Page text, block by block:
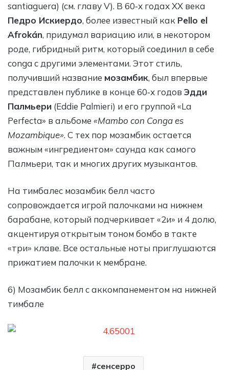
santiaguera) (см. главу V). В 60‑х годах XX века
Педро Искиердо, более известный как Pello el
Afrokán, придумал вариацию или, в некотором
роде, гибридный ритм, который соединил в себе
conga с другими элементами. Этот стиль,
получивший название мозамбик, был впервые
представлен публике в конце 60‑х годов Эдди
Палмьери (Eddie Palmieri) и его группой «La
Perfecta» в альбоме «Mambo con Conga es
Mozambique». С тех пор мозамбик остается
важным «ингредиентом» саунда как самого
Палмьери, так и многих других музыкантов.
На тимбалес мозамбик белл часто
сопровождается игрой палочками на нижнем
барабане, который подчеркивает «2и» и 4 долю,
акцентируя открытым тоном бомбо в такте
«три» клаве. Все остальные ноты приглушаются
прижатием палочки к мембране.
6) Мозамбик белл с аккомпанементом на нижней
тимбале
сенсерро